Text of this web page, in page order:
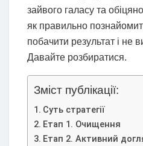
зайвого галасу та
як правильно
побачити результат і не
Давайте розбиратися.
Зміст публікації:
Суть стратегії
Етап 1. Очищення
Етап 2. Активний